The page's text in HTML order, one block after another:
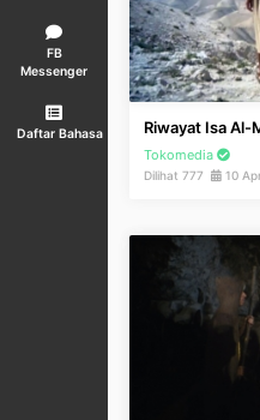
FB
Messenger
Daftar Bahasa Riwayat Isa Al-
Tokomedia
Dilihat 777 10